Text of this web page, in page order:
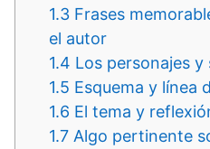
1.3 Frases
el autor
1.4 Los personajes
1.5 Esquema y línea
1.6 El tema y
1.7 Algo pertinente